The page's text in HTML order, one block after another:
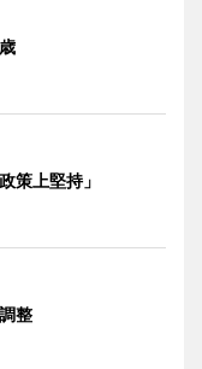
策上堅持」
整